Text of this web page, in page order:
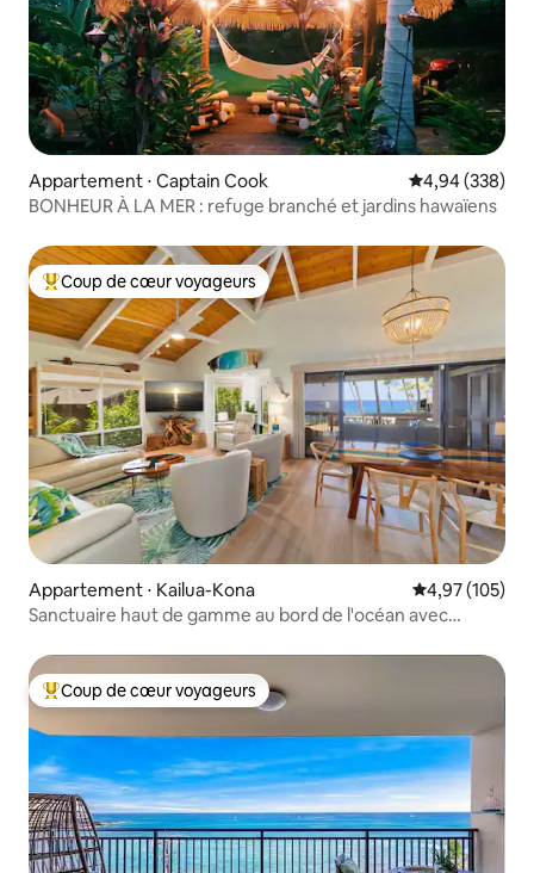
Appartement ⋅ Captain Cook Évaluation
4,94 (338)
BONHEUR À LA MER : refuge branché et jardins hawaïens
Coups de cœur voyageurs les plus appréciés
Coup de cœur voyageurs
Appartement ⋅ Kailua-Kona Évaluation
4,97 (105)
Sanctuaire haut de gamme au bord de l'océan avec
Coups de cœur voyageurs les plus appréciés
Coup de cœur voyageurs